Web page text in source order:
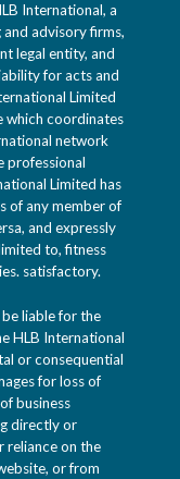
International, a
advisory firms,
legal entity, and
for acts and
Limited
which coordinates
network
professional
Limited has
of any member of
and expressly
to, fitness
satisfactory.
liable for the
HLB International
or consequential
for loss of
business
directly or
reliance on the
or from